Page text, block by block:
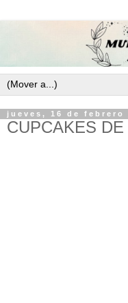
jueves, 16 de febrero
CUPCAKES